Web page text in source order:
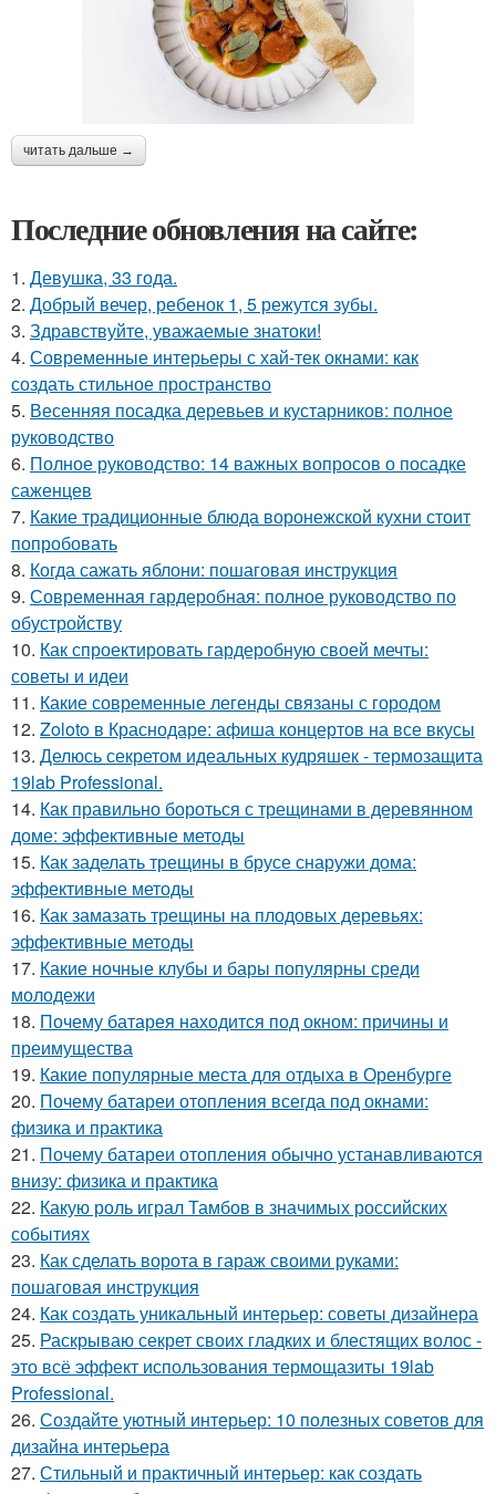
читать дальше →
Последние обновления на сайте:
1. Девушка, 33 года.
2. Добрый вечер, ребенок 1, 5 режутся зубы.
3. Здравствуйте, уважаемые знатоки!
4. Современные интерьеры с хай-тек окнами: как
создать стильное пространство
5. Весенняя посадка деревьев и кустарников: полное
руководство
6. Полное руководство: 14 важных вопросов о посадке
саженцев
7. Какие традиционные блюда воронежской кухни стоит
попробовать
8. Когда сажать яблони: пошаговая инструкция
9. Современная гардеробная: полное руководство по
обустройству
10. Как спроектировать гардеробную своей мечты:
советы и идеи
11. Какие современные легенды связаны с городом
12. Zoloto в Краснодаре: афиша концертов на все вкусы
13. Делюсь секретом идеальных кудряшек - термозащита
19lab Professional.
14. Как правильно бороться с трещинами в деревянном
доме: эффективные методы
15. Как заделать трещины в брусе снаружи дома:
эффективные методы
16. Как замазать трещины на плодовых деревьях:
эффективные методы
17. Какие ночные клубы и бары популярны среди
молодежи
18. Почему батарея находится под окном: причины и
преимущества
19. Какие популярные места для отдыха в Оренбурге
20. Почему батареи отопления всегда под окнами:
физика и практика
21. Почему батареи отопления обычно устанавливаются
внизу: физика и практика
22. Какую роль играл Тамбов в значимых российских
событиях
23. Как сделать ворота в гараж своими руками:
пошаговая инструкция
24. Как создать уникальный интерьер: советы дизайнера
25. Раскрываю секрет своих гладких и блестящих волос -
это всё эффект использования термощазиты 19lab
Professional.
26. Создайте уютный интерьер: 10 полезных советов для
дизайна интерьера
27. Стильный и практичный интерьер: как создать